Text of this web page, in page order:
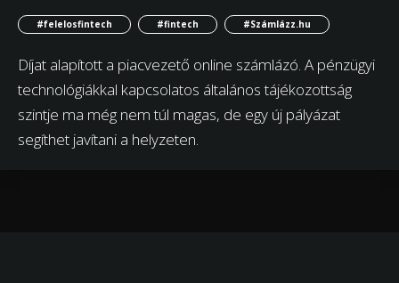
#felelosfintech #fintech #Számlázz.hu
Díjat alapított a piacvezető online számlázó. A pénzügyi
technológiákkal kapcsolatos általános tájékozottság
szintje ma még nem túl magas, de egy új pályázat
segíthet javítani a helyzeten.